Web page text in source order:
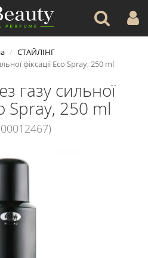
СТАЙЛІНГ
фіксації Eco Spray, 250 ml
газу сильної
Spray, 250 ml